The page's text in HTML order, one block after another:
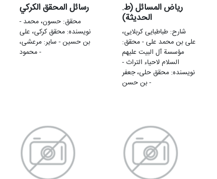
رسائل المحقق الکرکي
محقق: حسون، محمد -
نویسنده: محقق کرکی، علی
بن حسین - سایر: مرعشی،
محمود -
ریاض المسائل (ط.
الحدیثة)
شارح: طباطبایی کربلایی،
علی بن محمد علی - محقق:
مؤسسة آل البیت علیهم
السلام لاحیاء التراث -
نویسنده: محقق حلی، جعفر
بن حسن -